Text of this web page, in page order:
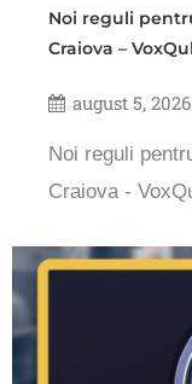
Noi reguli
Craiova –
august 5, 2026
Noi reguli
Craiova -